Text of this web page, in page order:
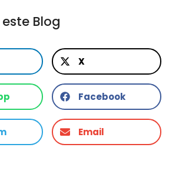
Blog
X
Facebook
Email